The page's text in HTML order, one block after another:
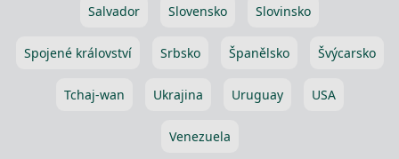
Salvador Slovensko Slovinsko
Spojené království Srbsko Španělsko Švýcarsko
Tchaj-wan Ukrajina Uruguay USA
Venezuela